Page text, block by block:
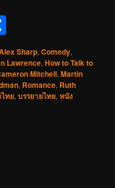
Sharp,Comedy,
Lawrence,How to Talk to
Mitchell,Martin
, Romance, Ruth
ทย,บรรยายไทย,หนัง